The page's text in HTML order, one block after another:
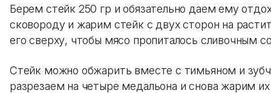
Берем стейк 250 гр и обязательно даем ему
сковороду и жарим стейк с двух сторон на
его сверху, чтобы мясо пропиталось сливочным
Стейк можно обжарить вместе с тимьяном и
разрезаем на четыре медальона и снова жарим